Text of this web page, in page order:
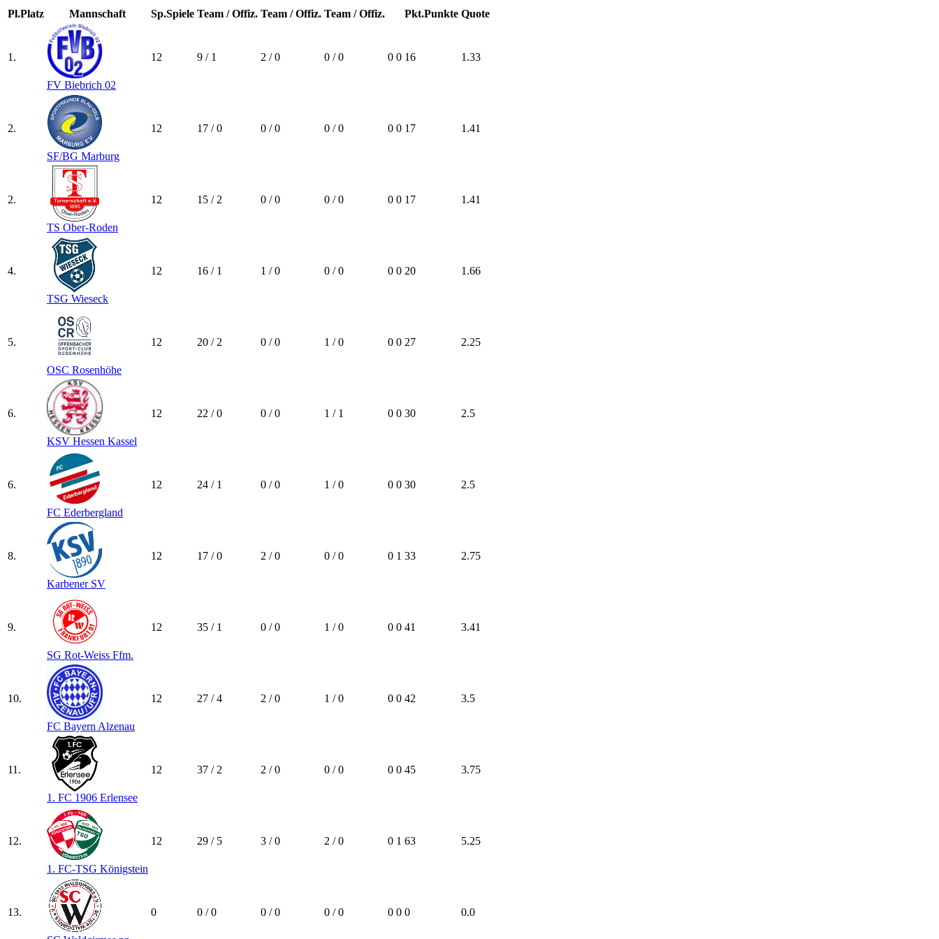
Pl.Platz Mannschaft Sp.Spiele Team / Offiz. Team / Offiz. Team / Offiz. Pkt.Punkte Quote
1.
FV Biebrich 02
12 9 / 1 2 / 0 0 / 0 0 0 16 1.33
2.
SF/​BG Marburg
12 17 / 0 0 / 0 0 / 0 0 0 17 1.41
2.
TS Ober-Roden
12 15 / 2 0 / 0 0 / 0 0 0 17 1.41
4.
TSG Wieseck
12 16 / 1 1 / 0 0 / 0 0 0 20 1.66
5.
OSC Rosenhöhe
12 20 / 2 0 / 0 1 / 0 0 0 27 2.25
6.
KSV Hessen Kassel
12 22 / 0 0 / 0 1 / 1 0 0 30 2.5
6.
FC Ederbergland
12 24 / 1 0 / 0 1 / 0 0 0 30 2.5
8.
Karbener SV
12 17 / 0 2 / 0 0 / 0 0 1 33 2.75
9.
SG Rot-Weiss Ffm.
12 35 / 1 0 / 0 1 / 0 0 0 41 3.41
10.
FC Bayern Alzenau
12 27 / 4 2 / 0 1 / 0 0 0 42 3.5
11.
1. FC 1906 Erlensee
12 37 / 2 2 / 0 0 / 0 0 0 45 3.75
12.
1. FC-TSG Königstein
12 29 / 5 3 / 0 2 / 0 0 1 63 5.25
13. 0 0 / 0 0 / 0 0 / 0 0 0 0 0.0